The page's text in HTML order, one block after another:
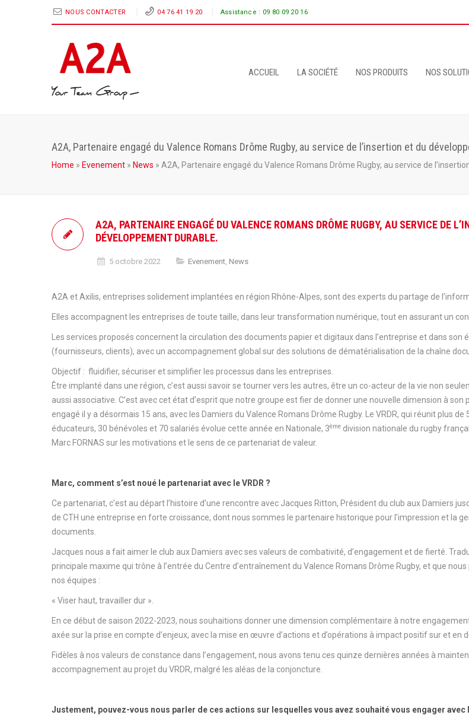
NOUS CONTACTER 04 76 41 19 20 Assistance : 09 80 09 20 16
ACCUEIL LA SOCIÉTÉ NOS PRODUITS NOS
A2A, Partenaire engagé du Valence Romans Drôme Rugby, au service de l’insertion et du
Home » Evenement » News » A2A, Partenaire engagé du Valence Romans Drôme Rugby, au service de
A2A, PARTENAIRE ENGAGÉ DU VALENCE ROMANS DRÔME RUGBY, AU SERVICE DE
DÉVELOPPEMENT DURABLE.
5 octobre 2022 Evenement, News
A2A et Axilis, entreprises solidement implantées en région Rhône-Alpes, sont des experts du partage de
Elles accompagnent les entreprises de toute taille, dans leur transformation numérique, tout en assurant un
Les services proposés concernent la circulation des documents papier et digitaux dans l’entreprise et dans son
(fournisseurs, clients), avec un accompagnement global sur des solutions de dématérialisation de la chaîne
Objectif : fluidifier, sécuriser et simplifier les processus dans les entreprises.
Être implanté dans une région, c’est aussi savoir se tourner vers les autres, être un co-acteur de la vie non
aussi associative. C’est avec cet état d’esprit que notre groupe est fier de donner une nouvelle dimension à son
engagé il y a désormais 15 ans, avec les Damiers du Valence Romans Drôme Rugby. Le VRDR, qui réunit plus de
éducateurs, 30 bénévoles et 70 salariés évolue cette année en Nationale, 3ème division nationale du rugby
Marc FORNAS sur les motivations et le sens de ce partenariat de valeur.
Marc, comment s’est noué le partenariat avec le VRDR ?
Ce partenariat, c’est au départ l’histoire d’une rencontre avec Jacques Ritton, Président du club aux Damiers
de CTH une entreprise en forte croissance, dont nous sommes le partenaire historique pour l’impression et la
documents.
Jacques nous a fait aimer le club aux Damiers avec ses valeurs de combativité, d’engagement et de fierté.
principale maxime qui trône à l’entrée du Centre d’entraînement du Valence Romans Drôme Rugby, et que
nos équipes :
« Viser haut, travailler dur ».
En ce début de saison 2022-2023, nous souhaitions donner une dimension complémentaire à notre
axée sur la prise en compte d’enjeux, avec la mise en œuvre d’actions et d’opérations à impact positif sur et en
Fidèles à nos valeurs de constance dans l’engagement, nous avons tenu ces quinze dernières années à
accompagnement au projet du VRDR, malgré les aléas de la conjoncture.
Justement, pouvez-vous nous parler de ces actions sur lesquelles vous avez souhaité vous engager avec